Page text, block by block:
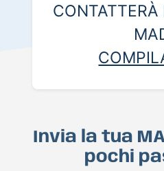
Invia la tua
pochi